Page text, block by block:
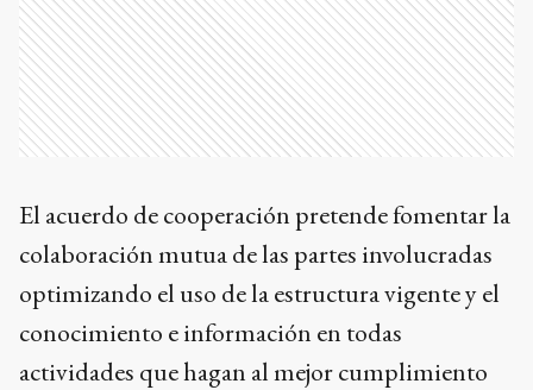
El acuerdo de cooperación pretende fomentar la
colaboración mutua de las partes involucradas
optimizando el uso de la estructura vigente y el
conocimiento e información en todas
actividades que hagan al mejor cumplimiento